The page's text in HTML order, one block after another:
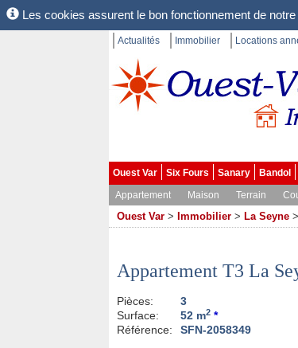
Les cookies assurent le bon fonctionnement de
Actualités Immobilier Locations
Ouest Var Six Fours Sanary Bandol
Appartement
Maison Terrain
Ouest Var > Immobilier > La Seyne >
Appartement T3 La
Pièces:
3
Surface:
52 m2 *
Référence:
SFN-2058349